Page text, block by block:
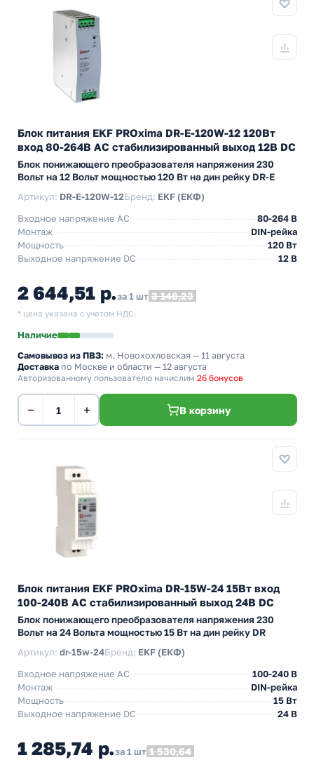
Блок питания EKF PROxima DR-E-120W-12 120Вт
вход 80-264В АС стабилизированный выход 12В DC
Блок понижающего преобразователя напряжения 230
Вольт на 12 Вольт мощностью 120 Вт на дин рейку DR-E
Артикул: DR-E-120W-12Бренд: EKF (ЕКФ)
Входное напряжение AC
80-264 В
Монтаж
DIN-рейка
Мощность
120 Вт
Выходное напряжение DC
12 В
2 644,51 р.за 1 шт 3 148,23
* цена указана с учетом НДС.
Наличие
Самовывоз из ПВЗ: м. Новохохловская — 11 августа
Доставка по Москве и области — 12 августа
Авторизованному пользователю начислим 26 бонусов
− + В корзину
Блок питания EKF PROxima DR-15W-24 15Вт вход
100-240В АС стабилизированный выход 24В DC
Блок понижающего преобразователя напряжения 230
Вольт на 24 Вольта мощностью 15 Вт на дин рейку DR
Артикул: dr-15w-24Бренд: EKF (ЕКФ)
Входное напряжение AC
100-240 В
Монтаж
DIN-рейка
Мощность
15 Вт
Выходное напряжение DC
24 В
1 285,74 р.за 1 шт 1 530,64